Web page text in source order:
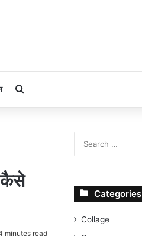
Search for
minutes read
Categories
Collage